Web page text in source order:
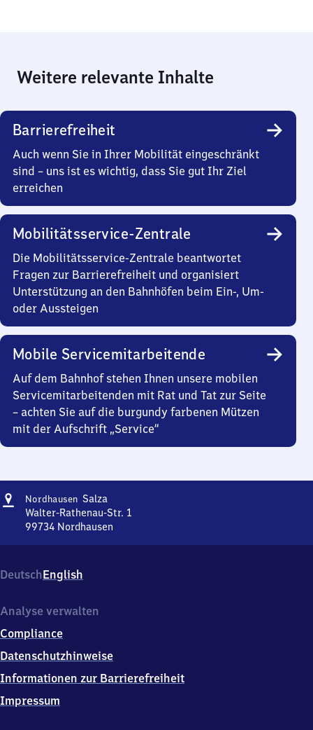
Weitere relevante Inhalte
Barrierefreiheit
Auch wenn Sie in Ihrer Mobilität eingeschränkt
sind – uns ist es wichtig, dass Sie gut Ihr Ziel
erreichen
Mobilitätsservice-Zentrale
Die Mobilitätsservice-Zentrale beantwortet
Fragen zur Barrierefreiheit und organisiert
Unterstützung an den Bahnhöfen beim Ein-, Um-
oder Aussteigen
Mobile Servicemitarbeitende
Auf dem Bahnhof stehen Ihnen unsere mobilen
Servicemitarbeitenden mit Rat und Tat zur Seite
– achten Sie auf die burgundy farbenen Mützen
mit der Aufschrift „Service“
Adresse
Nordhausen SalzaNordhausen-
Salza
Walter-Rathenau-Str. 1
99734 Nordhausen
Walter-
Rathenau-
1,
9
7
4
Nordhausen
DeutschEnglish
Analyse verwalten
Compliance
Datenschutzhinweise
Informationen zur Barrierefreiheit
Impressum